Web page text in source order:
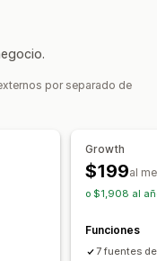
personalizados
por separado de
Growth
$199al
o $1,908 al
Funciones
7 fuentes